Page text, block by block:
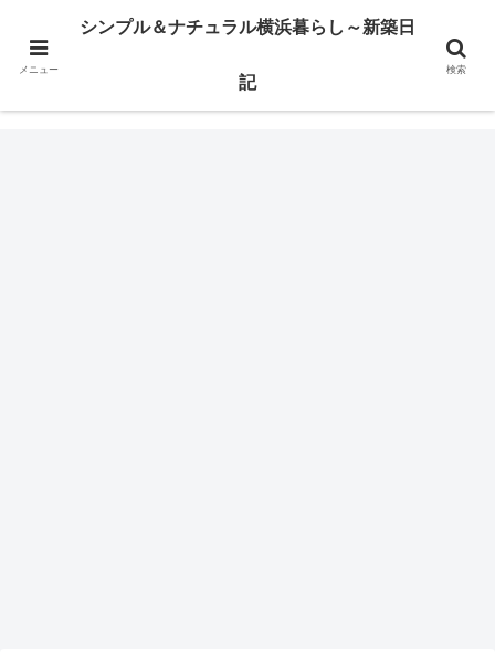
横浜市某区で注文住宅の建築日記とか、ウッドデッキのこととかを書いてます
シンプル＆ナチュラル横浜暮らし～新築日記
メニュー
シンプル＆ナチュラル横浜暮らし～新築日
記
検索